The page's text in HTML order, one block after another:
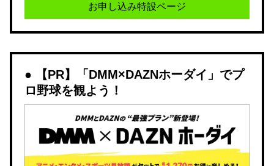
お申し込み特設ページ
【PR】「DMM×DAZNホーダイ」でプ
ロ野球を観よう！